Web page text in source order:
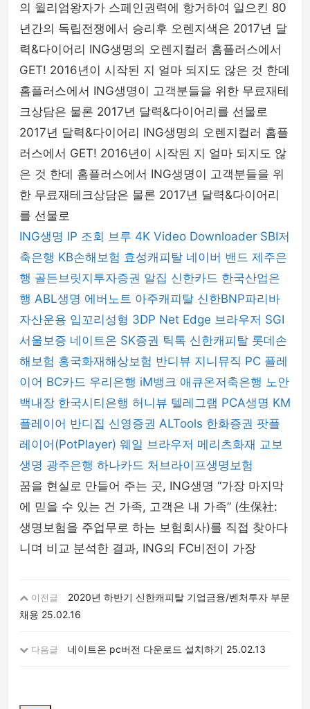
의 윌리엄왕자가 스페인권력에 항거하여 일으킨 80
년간의 독립전쟁에서 승리후 오렌지색은 2017년 달
력&다이어리 ING생명의 오렌지컬러 홈플러스에서
GET! 2016년이 시작된 지 얼마 되지도 않은 것 한데
홈플러스에서 ING생명이 고객분들을 위한 무료재테
크상담은 물론 2017년 달력&다이어리를 선물로
2017년 달력&다이어리 ING생명의 오렌지컬러 홈플
러스에서 GET! 2016년이 시작된 지 얼마 되지도 않
은 것 한데 홈플러스에서 ING생명이 고객분들을 위
한 무료재테크상담은 물론 2017년 달력&다이어리
를 선물로
ING생명 IP 조회 브루 4K Video Downloader SBI저
축은행 KB손해보험 효성캐피탈 네이버 밴드 제주은
행 골든브릿지투자증권 알집 신한카드 한국산업은
행 ABL생명 에버노트 아주캐피탈 신한BNP파리바
자산운용 입꼬리성형 3DP Net Edge 브라우저 SGI
서울보증 네이트온 SK증권 틱톡 신한캐피탈 롯데손
해보험 흥국화재해상보험 반디뷰 지니뮤직 PC 플레
이어 BC카드 우리은행 iM뱅크 애큐온저축은행 노안
백내장 한국시티은행 허니뷰 텔레그램 PCA생명 KM
플레이어 반디집 신영증권 ALTools 한화증권 팟플
레이어(PotPlayer) 웨일 브라우저 메리츠화재 교보
생명 광주은행 하나카드 처브라이프생명보험
꿈을 현실로 만들어 주는 곳, ING생명 “가장 마지막
에 믿을 수 있는 건 가족, 고객은 내 가족” (生保社:
생명보험을 주업무로 하는 보험회사)를 직접 찾아다
니며 비교 분석한 결과, ING의 FC비전이 가장
이전글
2020년 하반기 신한캐피탈 기업금융/벤처투자 부문
채용 25.02.16
다음글 네이트온 pc버전 다운로드 설치하기 25.02.13